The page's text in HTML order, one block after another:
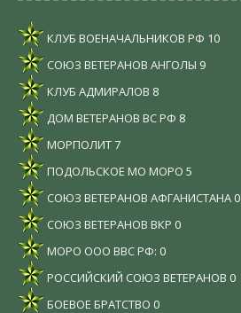
КЛУБ ВОЕНАЧАЛЬНИКОВ РФ 10
СОЮЗ ВЕТЕРАНОВ АНГОЛЫ 9
КЛУБ АДМИРАЛОВ 8
ДОМ ВЕТЕРАНОВ ВС РФ 8
МОРПОЛИТ7
ПОДОЛЬСКОЕ МО МОРО 5
СОЮЗ ВЕТЕРАНОВ АФГАНИСТАНА 0
СОЮЗ ВЕТЕРАНОВ ВКР 0
МОРО ООО ВВС РФ: 0
РОССИЙСКИЙ СОЮЗ ВЕТЕРАНОВ 0
БОЕВОЕ БРАТСТВО 0